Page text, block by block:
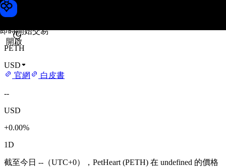
即時開始交易
開啟
PetHeart 價格
PETH
USD
官網
白皮書
--
USD
+0.00%
1D
截至今日 --（UTC+0），PetHeart (PETH) 在 undefined 的價格